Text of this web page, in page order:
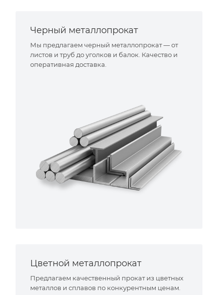
Черный металлопрокат
Мы предлагаем черный металлопрокат — от
листов и труб до уголков и балок. Качество и
оперативная доставка.
Цветной металлопрокат
Предлагаем качественный прокат из цветных
металлов и сплавов по конкурентным ценам.